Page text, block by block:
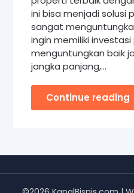
ini bisa menjadi solusi
sangat
ingin memiliki
menguntungkan baik
jangka panjang,…
Continue reading